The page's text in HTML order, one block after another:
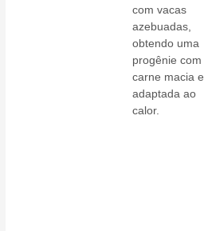
com vacas
azebuadas,
obtendo uma
progênie com
carne macia e
adaptada ao
calor.